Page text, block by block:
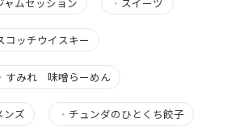
コッチウイスキー
・ すみれ 味噌らーめん
ズ ・ チュンダのひとくち餃子